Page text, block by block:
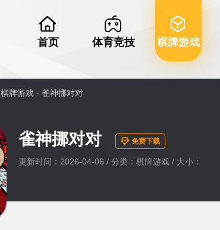
首页 体育竞技 棋牌游戏
棋牌游戏 - 雀神挪对对
雀神挪对对 免费下载
更新时间：2026-04-06 / 分类：棋牌游戏 / 大小：